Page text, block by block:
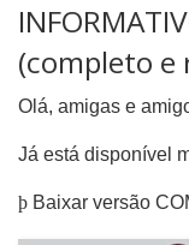
(completo e
Olá, amigas e
Já está disponível
þ Baixar versão